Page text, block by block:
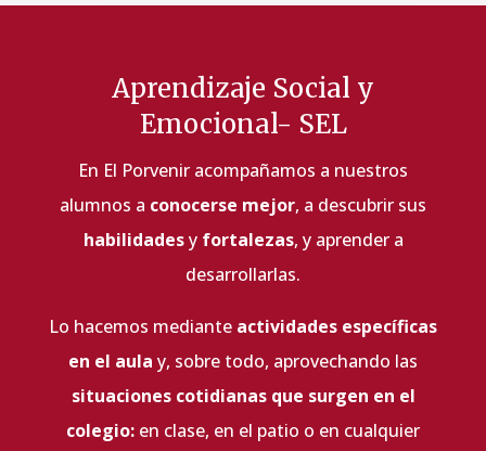
Aprendizaje Social y
Emocional- SEL
En El Porvenir acompañamos a nuestros
alumnos a conocerse mejor, a descubrir sus
habilidadesy fortalezas, y aprender a
desarrollarlas.
Lo hacemos mediante actividades específicas
en el aula y, sobre todo, aprovechando las
situaciones cotidianas que surgen en el
colegio: en clase, en el patio o en cualquier